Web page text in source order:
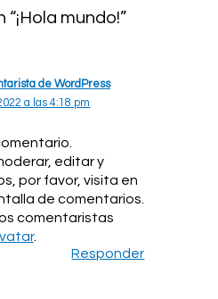
mundo!”
de WordPress
a las 4:18 pm
editar y
por favor, visita en
de comentarios.
comentaristas
.
Responder